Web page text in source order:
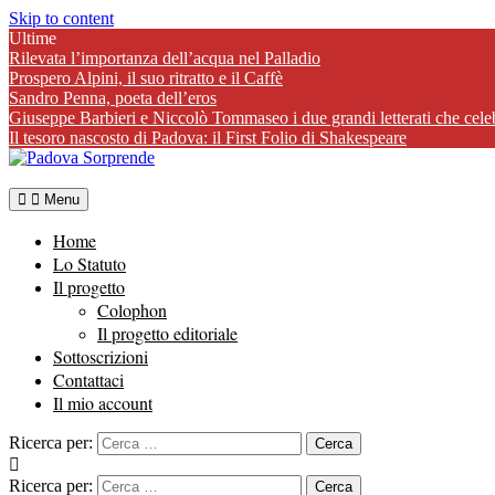
Skip to content
Ultime
Rilevata l’importanza dell’acqua nel Palladio
Prospero Alpini, il suo ritratto e il Caffè
Sandro Penna, poeta dell’eros
Giuseppe Barbieri e Niccolò Tommaseo i due grandi letterati che
Il tesoro nascosto di Padova: il First Folio di Shakespeare
Menu
Home
Lo Statuto
Il progetto
Colophon
Il progetto editoriale
Sottoscrizioni
Contattaci
Il mio account
Ricerca per:
Ricerca per: